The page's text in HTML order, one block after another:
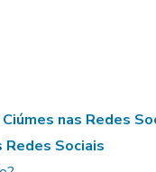
nas Redes
Redes Sociais